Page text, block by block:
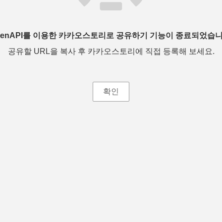
를 이용한 카카오스토리로 공유하기 기능이 종료되었습
공유할 URL을 복사 후 카카오스토리에 직접 등록해 보세요.
확인